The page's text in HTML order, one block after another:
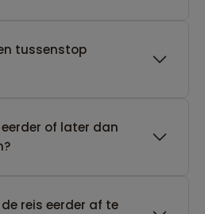
tussenstop
of later dan
reis eerder af te